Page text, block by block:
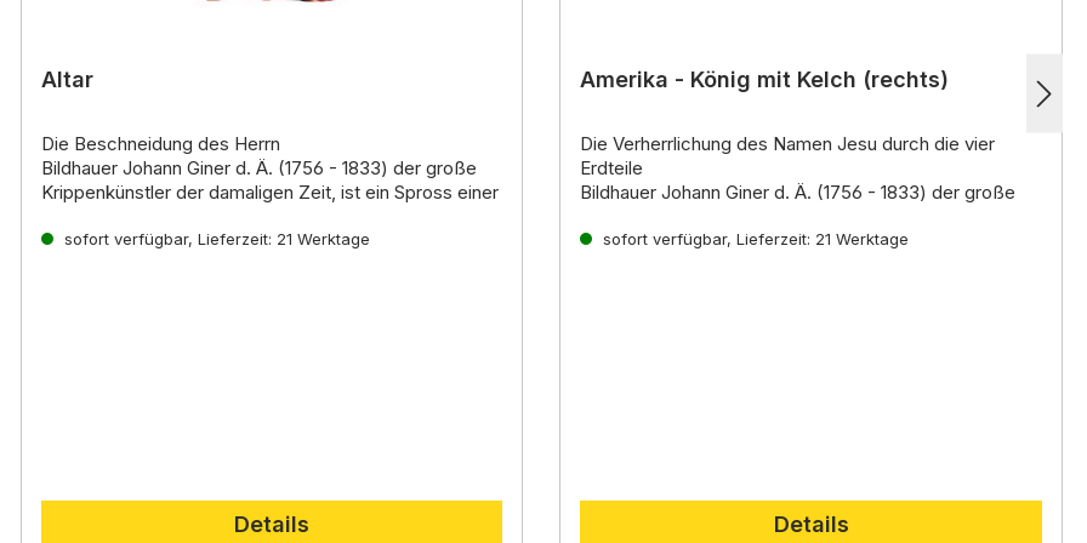
Altar
Die Beschneidung des Herrn
Bildhauer Johann Giner d. Ä. (1756 - 1833) der große
Krippenkünstler der damaligen Zeit, ist ein Spross einer
sofort verfügbar, Lieferzeit: 21 Werktage
Details
Amerika - König mit Kelch (rechts)
Die Verherrlichung des Namen Jesu durch die vier
Erdteile
Bildhauer Johann Giner d. Ä. (1756 - 1833) der große
der älteste
sofort verfügbar, Lieferzeit: 21 Werktage
Details